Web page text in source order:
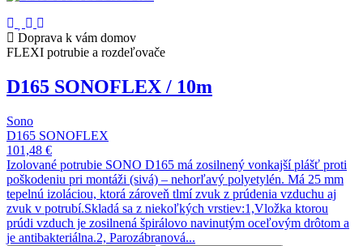
Doprava k vám domov
FLEXI potrubie a rozdeľovače
D165 SONOFLEX / 10m
Sono
D165 SONOFLEX
101,48 €
Izolované potrubie SONO D165 má zosilnený vonkajší plášť proti
poškodeniu pri montáži (sivá) – nehorľavý polyetylén. Má 25 mm
tepelnú izoláciou, ktorá zároveň tlmí zvuk z prúdenia vzduchu aj
zvuk v potrubí.Skladá sa z niekoľkých vrstiev:1,Vložka ktorou
prúdi vzduch je zosilnená špirálovo navinutým oceľovým drôtom a
je antibakteriálna.2, Parozábranová...